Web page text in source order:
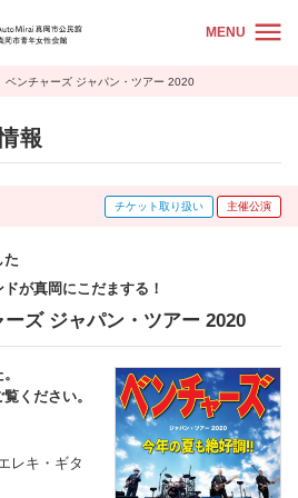
MENU
ベンチャーズ ジャパン・ツアー 2020
報
チケット取り扱い 主催公演
た
が真岡にこだまする！
ーズ ジャパン・ツアー 2020
ください。
レキ・ギタ